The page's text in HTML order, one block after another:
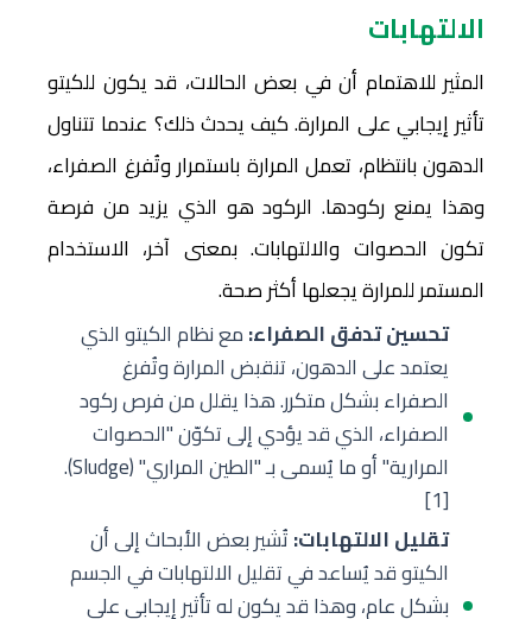
الالتهابات
المثير للاهتمام أن في بعض الحالات، قد يكون للكيتو
تأثير إيجابي على المرارة. كيف يحدث ذلك؟ عندما تتناول
الدهون بانتظام، تعمل المرارة باستمرار وتُفرغ الصفراء،
وهذا يمنع ركودها. الركود هو الذي يزيد من فرصة
تكون الحصوات والالتهابات. بمعنى آخر، الاستخدام
المستمر للمرارة يجعلها أكثر صحة.
تحسين تدفق الصفراء:مع نظام الكيتو الذي
يعتمد على الدهون، تنقبض المرارة وتُفرغ
الصفراء بشكل متكرر. هذا يقلل من فرص ركود
الصفراء، الذي قد يؤدي إلى تكوّن "الحصوات
المرارية" أو ما يُسمى بـ "الطين المراري" (Sludge).
[1]
تقليل الالتهابات:تُشير بعض الأبحاث إلى أن
الكيتو قد يُساعد في تقليل الالتهابات في الجسم
بشكل عام، وهذا قد يكون له تأثير إيجابي على